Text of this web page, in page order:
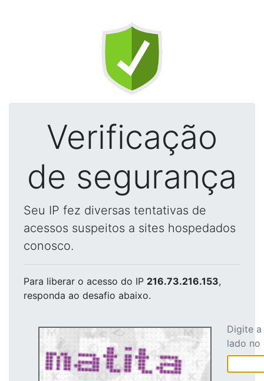
Verificação
de segurança
Seu IP fez diversas tentativas de
acessos suspeitos a sites hospedados
conosco.
Para liberar o acesso do IP 216.73.216.153,
responda ao desafio abaixo.
Digite
lado no